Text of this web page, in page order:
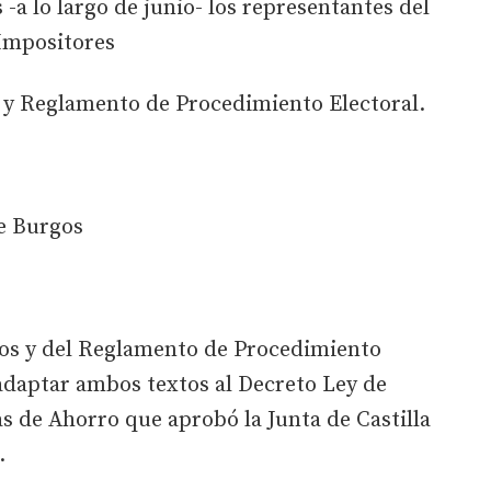
-a lo largo de junio- los representantes del
Reglamento de Procedimiento Electoral.
Burgos
y del Reglamento de Procedimiento
ambos textos al Decreto Ley de
de Ahorro que aprobó la Junta de Castilla